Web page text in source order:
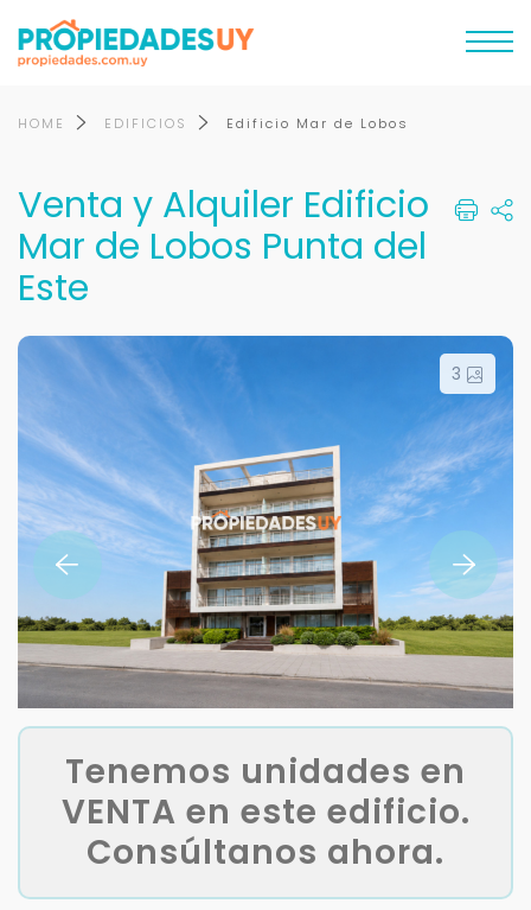
HOME EDIFICIOS Edificio Mar de Lobos
Venta y Alquiler Edificio
Mar de Lobos Punta del
Este
3
Tenemos unidades en
VENTA en este edificio.
Consúltanos ahora.